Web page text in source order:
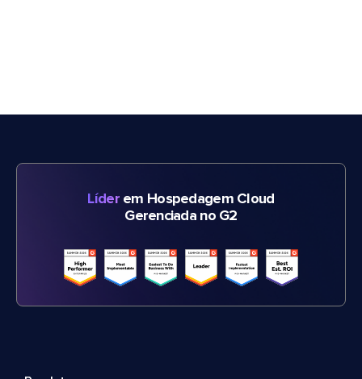
Líderem Hospedagem Cloud
Gerenciada no G2